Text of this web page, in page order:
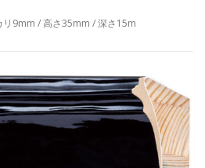
9mm / 高さ35mm / 深さ15m